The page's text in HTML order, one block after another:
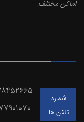
اماکن مختلف.
شماره
تلفن ها